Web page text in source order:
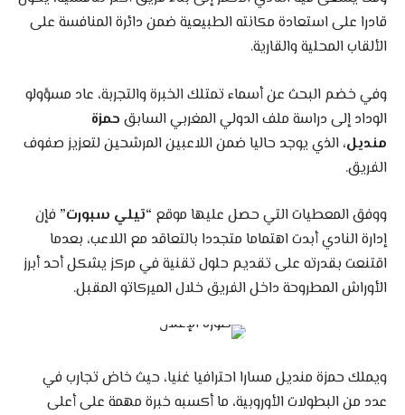
قادرا على استعادة مكانته الطبيعية ضمن دائرة المنافسة على
الألقاب المحلية والقارية.
وفي خضم البحث عن أسماء تمتلك الخبرة والتجربة، عاد مسؤولو
الوداد إلى دراسة ملف الدولي المغربي السابقحمزة
منديل،الذي يوجد حاليا ضمن اللاعبين المرشحين لتعزيز صفوف
الفريق.
ووفق المعطيات التي حصل عليها موقع“تيلي سبورت”فإن
إدارة النادي أبدت اهتماما متجددا بالتعاقد مع اللاعب، بعدما
اقتنعت بقدرته على تقديم حلول تقنية في مركز يشكل أحد أبرز
الأوراش المطروحة داخل الفريق خلال الميركاتو المقبل.
ويملك حمزة منديل مسارا احترافيا غنيا، حيث خاض تجارب في
عدد من البطولات الأوروبية، ما أكسبه خبرة مهمة على أعلى